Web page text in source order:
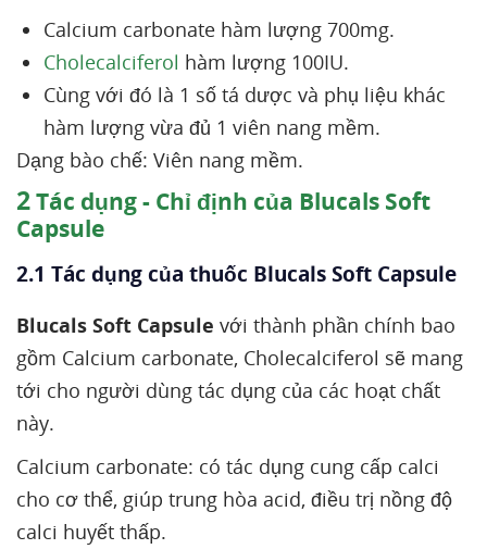
Calcium carbonate hàm lượng 700mg.
Cholecalciferol hàm lượng 100IU.
Cùng với đó là 1 số tá dược và phụ liệu khác
hàm lượng vừa đủ 1 viên nang mềm.
Dạng bào chế: Viên nang mềm.
2Tác dụng - Chỉ định của Blucals Soft
Capsule
2.1 Tác dụng của thuốc Blucals Soft Capsule
Blucals Soft Capsule với thành phần chính bao
gồm Calcium carbonate, Cholecalciferol sẽ mang
tới cho người dùng tác dụng của các hoạt chất
này.
Calcium carbonate: có tác dụng cung cấp calci
cho cơ thể, giúp trung hòa acid, điều trị nồng độ
calci huyết thấp.